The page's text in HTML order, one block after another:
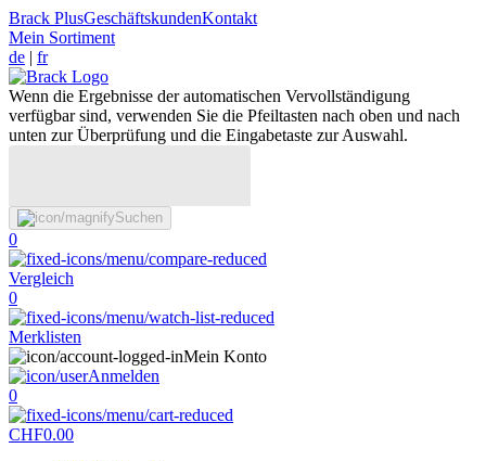
Brack PlusGeschäftskundenKontakt
Mein Sortiment
de | fr
Wenn die Ergebnisse der automatischen Vervollständigung
verfügbar sind, verwenden Sie die Pfeiltasten nach oben und nach
unten zur Überprüfung und die Eingabetaste zur Auswahl.
Suchen
0
Vergleich
0
Merklisten
Mein Konto
Anmelden
0
CHF0.00